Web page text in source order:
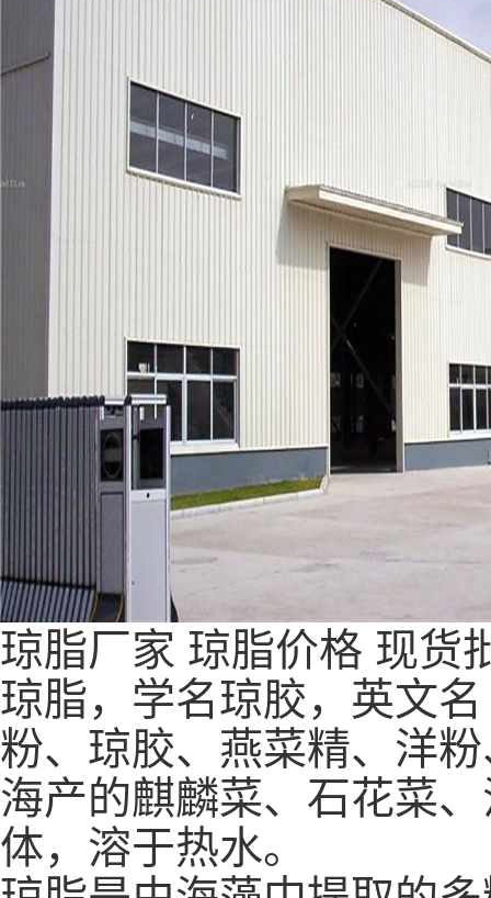
琼脂厂家 琼脂价格 现货
琼脂，学名琼胶，英文
粉、琼胶、燕菜精、洋
海产的麒麟菜、石花菜
体，溶于热水。